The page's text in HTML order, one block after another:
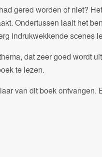
gered worden of niet?
Ondertussen laait het
indrukwekkende scenes
dat zeer goed wordt
te lezen.
van dit boek ontvangen.